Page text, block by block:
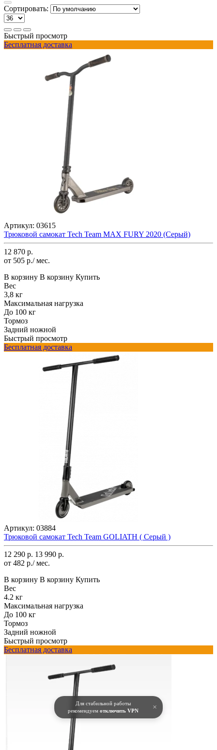
Для стабильной работы
рекомендуем отключить VPN ×
Сортировать:
Быстрый просмотр
Бесплатная доставка
Артикул: 03615
Трюковой самокат Tech Team MAX FURY 2020 (Серый)
12 870 р.
от 505 р./ мес.
В корзину В корзину Купить
Вес
3,8 кг
Максимальная нагрузка
До 100 кг
Тормоз
Задний ножной
Быстрый просмотр
Бесплатная доставка
Артикул: 03884
Трюковой самокат Tech Team GOLIATH ( Серый )
12 290 р. 13 990 р.
от 482 р./ мес.
В корзину В корзину Купить
Вес
4.2 кг
Максимальная нагрузка
До 100 кг
Тормоз
Задний ножной
Быстрый просмотр
Бесплатная доставка